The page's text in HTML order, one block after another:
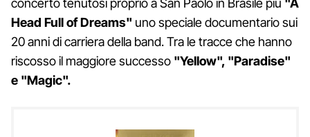
concerto tenutosi proprio a San Paolo in Brasile più "A
Head Full of Dreams" uno speciale documentario sui
20 anni di carriera della band. Tra le tracce che hanno
riscosso il maggiore successo "Yellow", "Paradise"
e "Magic".